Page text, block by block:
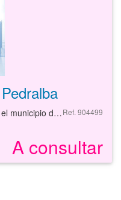
Ref. 904499
Solar en la provincia de Valencia, en el municipio de Pedralba, en la calle CLTERRERO.
A consultar